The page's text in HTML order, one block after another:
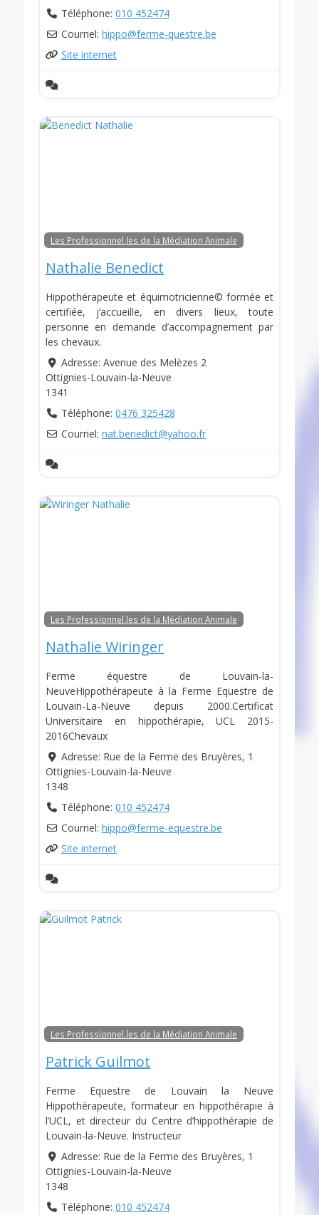
Téléphone: 010 452474
Courriel: hippo@ferme-questre.be
Site internet
Les Professionnel.les de la Médiation Animale
Nathalie Benedict
Hippothérapeute et équimotricienne© formée et
certifiée, j’accueille, en divers lieux, toute
personne en demande d’accompagnement par
les chevaux.
Adresse: Avenue des Melèzes 2
Ottignies-Louvain-la-Neuve
1341
Téléphone: 0476 325428
Courriel: nat.benedict@yahoo.fr
Les Professionnel.les de la Médiation Animale
Nathalie Wiringer
Ferme équestre de Louvain-la-
NeuveHippothérapeute à la Ferme Equestre de
Louvain-La-Neuve depuis 2000.Certificat
Universitaire en hippothérapie, UCL 2015-
2016Chevaux
Adresse: Rue de la Ferme des Bruyères, 1
Ottignies-Louvain-la-Neuve
1348
Téléphone: 010 452474
Courriel: hippo@ferme-equestre.be
Site internet
Les Professionnel.les de la Médiation Animale
Patrick Guilmot
Ferme Equestre de Louvain la Neuve
Hippothérapeute, formateur en hippothérapie à
l’UCL, et directeur du Centre d’hippothérapie de
Louvain-la-Neuve. Instructeur
Adresse: Rue de la Ferme des Bruyères, 1
Ottignies-Louvain-la-Neuve
1348
Téléphone: 010 452474